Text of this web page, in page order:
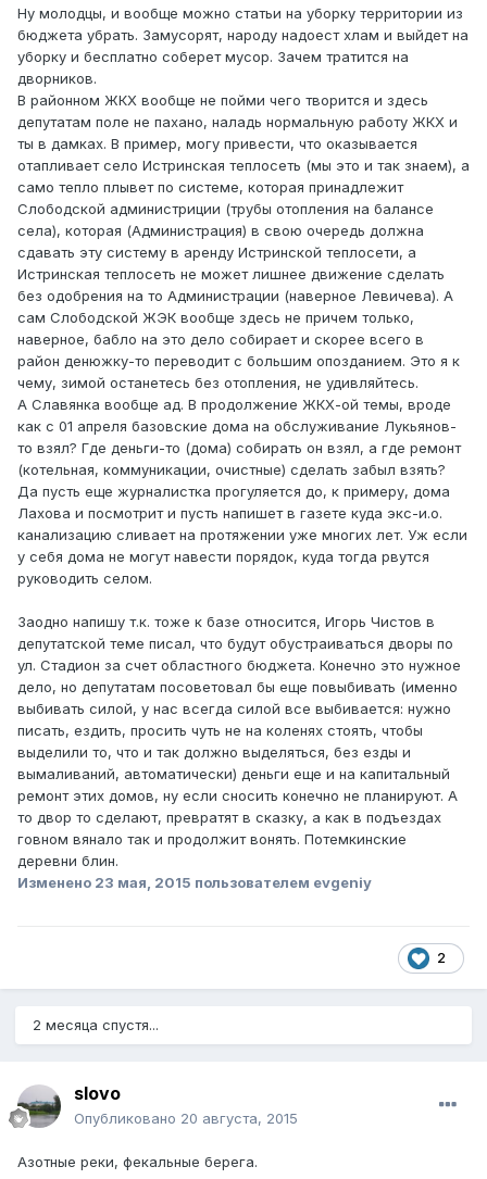
Ну молодцы, и вообще можно статьи на уборку территории из
бюджета убрать. Замусорят, народу надоест хлам и выйдет на
уборку и бесплатно соберет мусор. Зачем тратится на
дворников.
В районном ЖКХ вообще не пойми чего творится и здесь
депутатам поле не пахано, наладь нормальную работу ЖКХ и
ты в дамках. В пример, могу привести, что оказывается
отапливает село Истринская теплосеть (мы это и так знаем), а
само тепло плывет по системе, которая принадлежит
Слободской администриции (трубы отопления на балансе
села), которая (Администрация) в свою очередь должна
сдавать эту систему в аренду Истринской теплосети, а
Истринская теплосеть не может лишнее движение сделать
без одобрения на то Администрации (наверное Левичева). А
сам Слободской ЖЭК вообще здесь не причем только,
наверное, бабло на это дело собирает и скорее всего в
район денюжку-то переводит с большим опозданием. Это я к
чему, зимой останетесь без отопления, не удивляйтесь.
А Славянка вообще ад. В продолжение ЖКХ-ой темы, вроде
как с 01 апреля базовские дома на обслуживание Лукьянов-
то взял? Где деньги-то (дома) собирать он взял, а где ремонт
(котельная, коммуникации, очистные) сделать забыл взять?
Да пусть еще журналистка прогуляется до, к примеру, дома
Лахова и посмотрит и пусть напишет в газете куда экс-и.о.
канализацию сливает на протяжении уже многих лет. Уж если
у себя дома не могут навести порядок, куда тогда рвутся
руководить селом.
Заодно напишу т.к. тоже к базе относится, Игорь Чистов в
депутатской теме писал, что будут обустраиваться дворы по
ул. Стадион за счет областного бюджета. Конечно это нужное
дело, но депутатам посоветовал бы еще повыбивать (именно
выбивать силой, у нас всегда силой все выбивается: нужно
писать, ездить, просить чуть не на коленях стоять, чтобы
выделили то, что и так должно выделяться, без езды и
вымаливаний, автоматически) деньги еще и на капитальный
ремонт этих домов, ну если сносить конечно не планируют. А
то двор то сделают, превратят в сказку, а как в подъездах
говном вянало так и продолжит вонять. Потемкинские
деревни блин.
Изменено 23 мая, 2015 пользователем evgeniy
2
2 месяца спустя...
slovo
Опубликовано 20 августа, 2015
Азотные реки, фекальные берега.